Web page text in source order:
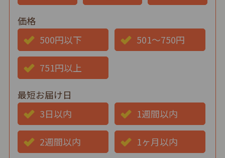
価格
500円以下
501～750円
751円以上
最短お届け日
3日以内
1週間以内
2週間以内 1ヶ月以内